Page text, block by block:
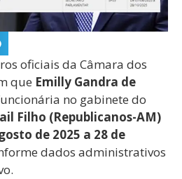
oficiais da Câmara dos
que Emilly Gandra de
no gabinete do
Filho (Republicanos-AM)
de 2025 a 28 de
dados administrativos